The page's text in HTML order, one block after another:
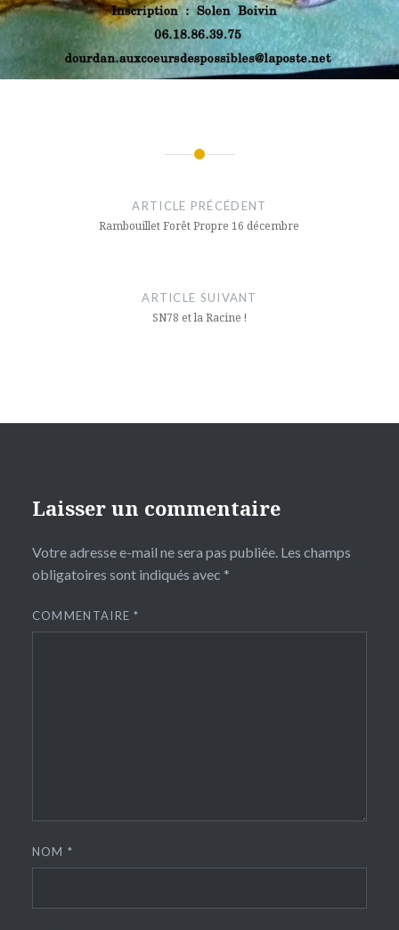
ARTICLE PRÉCÉDENT
Rambouillet Forêt Propre 16 décembre
ARTICLE SUIVANT
SN78 et la Racine !
Laisser un commentaire
Votre adresse e-mail ne sera pas publiée. Les champs
obligatoires sont indiqués avec *
COMMENTAIRE*
NOM*